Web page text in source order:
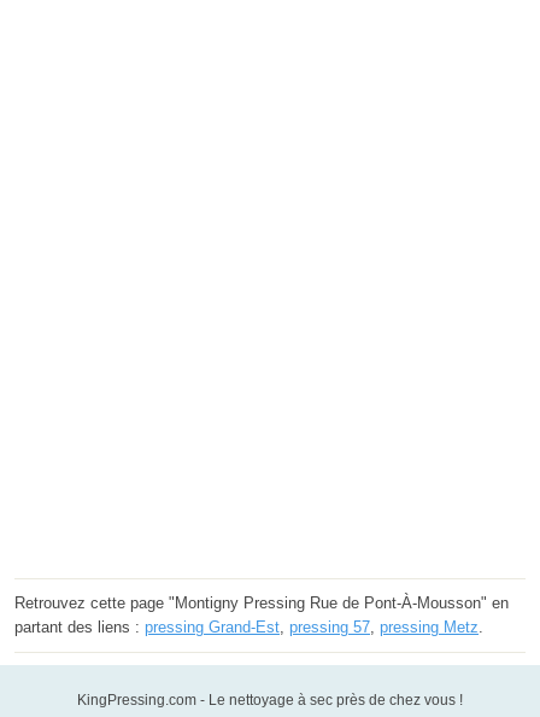
Retrouvez cette page "Montigny Pressing Rue de Pont-À-Mousson" en
partant des liens : pressing Grand-Est pressing 57 pressing Metz
KingPressing.com - Le nettoyage à sec près de chez vous !